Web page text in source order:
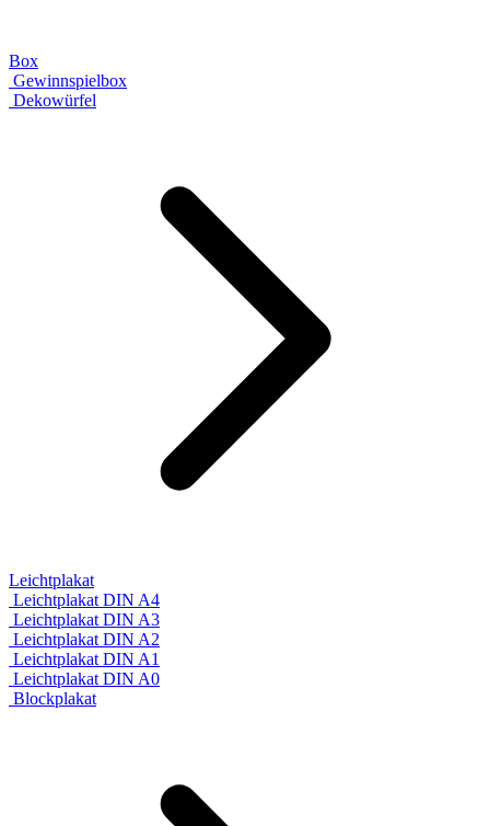
Box
Gewinnspielbox
Dekowürfel
Leichtplakat
Leichtplakat DIN A4
Leichtplakat DIN A3
Leichtplakat DIN A2
Leichtplakat DIN A1
Leichtplakat DIN A0
Blockplakat